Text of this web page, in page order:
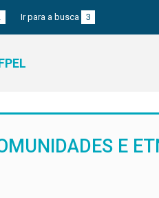
Ir para a busca 3
E